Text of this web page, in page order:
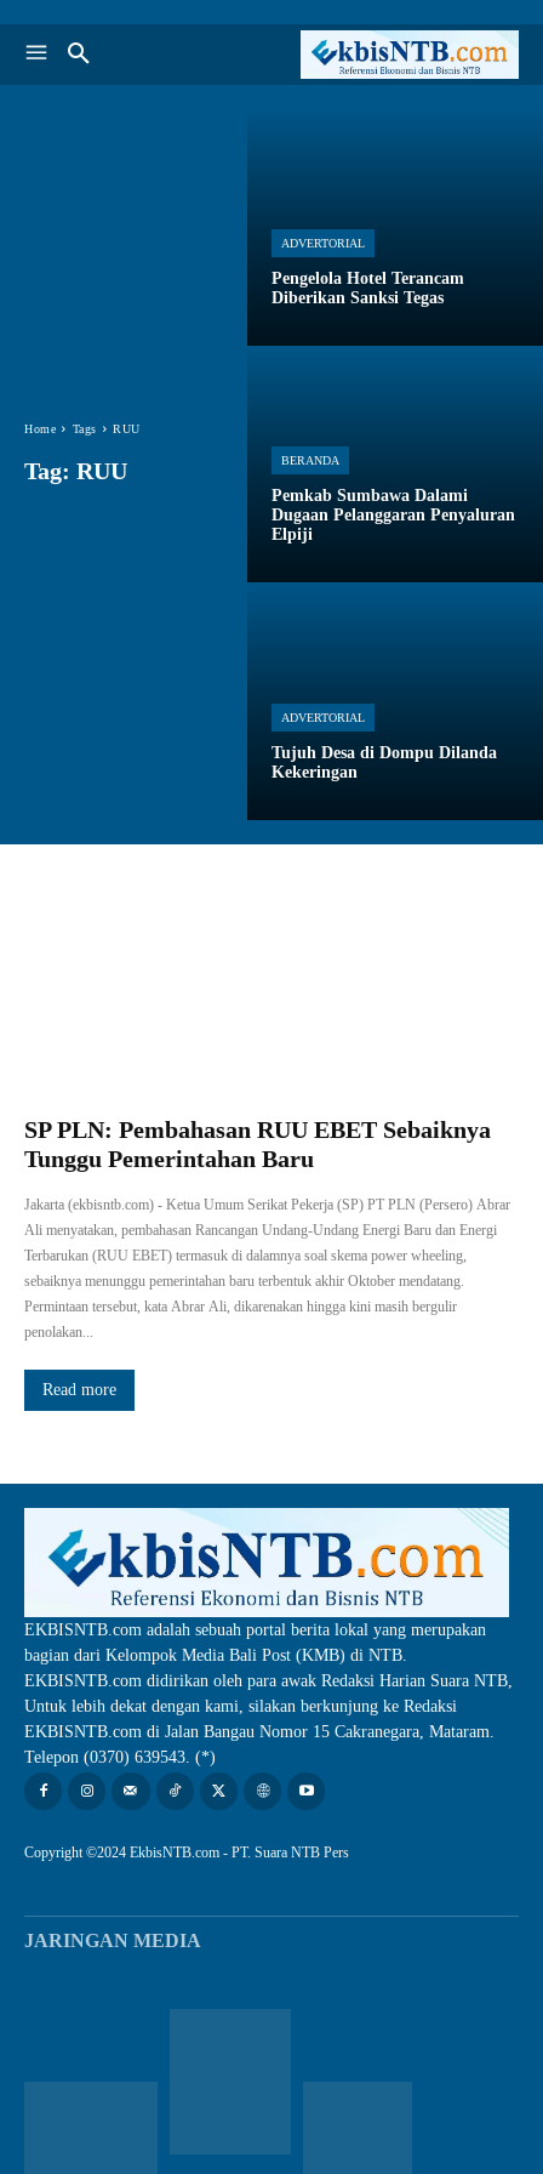
Home Tags RUU
Tag: RUU
ADVERTORIAL
Pengelola Hotel Terancam
Diberikan Sanksi Tegas
BERANDA
Pemkab Sumbawa Dalami
Dugaan Pelanggaran Penyaluran
Elpiji
ADVERTORIAL
Tujuh Desa di Dompu Dilanda
Kekeringan
SP PLN: Pembahasan RUU EBET Sebaiknya
Tunggu Pemerintahan Baru
Jakarta (ekbisntb.com) - Ketua Umum Serikat Pekerja (SP) PT PLN (Persero) Abrar
Ali menyatakan, pembahasan Rancangan Undang-Undang Energi Baru dan Energi
Terbarukan (RUU EBET) termasuk di dalamnya soal skema power wheeling,
sebaiknya menunggu pemerintahan baru terbentuk akhir Oktober mendatang.
Permintaan tersebut, kata Abrar Ali, dikarenakan hingga kini masih bergulir
penolakan...
Read more
EKBISNTB.com adalah sebuah portal berita lokal yang merupakan
bagian dari Kelompok Media Bali Post (KMB) di NTB.
EKBISNTB.com didirikan oleh para awak Redaksi Harian Suara NTB,
Untuk lebih dekat dengan kami, silakan berkunjung ke Redaksi
EKBISNTB.com di Jalan Bangau Nomor 15 Cakranegara, Mataram.
Telepon (0370) 639543. (*)
Copyright ©2024 EkbisNTB.com - PT. Suara NTB Pers
JARINGAN MEDIA